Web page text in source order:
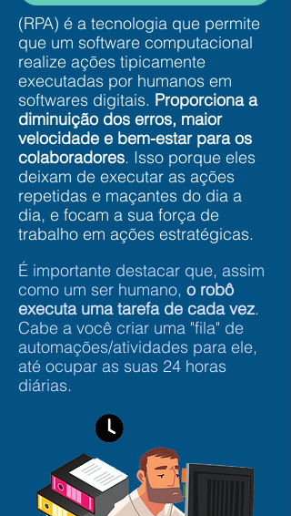
(RPA) é a tecnologia que permite
que um software computacional
realize ações tipicamente
executadas por humanos em
softwares digitais. Proporciona a
diminuição dos erros, maior
velocidade e bem-estar para os
colaboradores. Isso porque eles
deixam de executar as ações
repetidas e maçantes do dia a
dia, e focam a sua força de
trabalho em ações estratégicas.
É importante destacar que, assim
como um ser humano, o robô
executa uma tarefa de cada vez.
Cabe a você criar uma "fila" de
automações/atividades para ele,
até ocupar as suas 24 horas
diárias.